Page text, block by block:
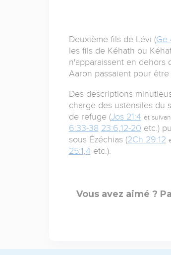
Deuxième fils de Lévi (Ge
les fils de Kéhath ou
n'apparaissent en dehors
Aaron passaient pour
Des descriptions
charge des ustensiles du
de refuge (Jos 21:4 et
6:33-38 23:6 12-20 etc.)
sous Ézéchias (2Ch 29:12
25:1 4 etc.).
Vous avez aimé ?